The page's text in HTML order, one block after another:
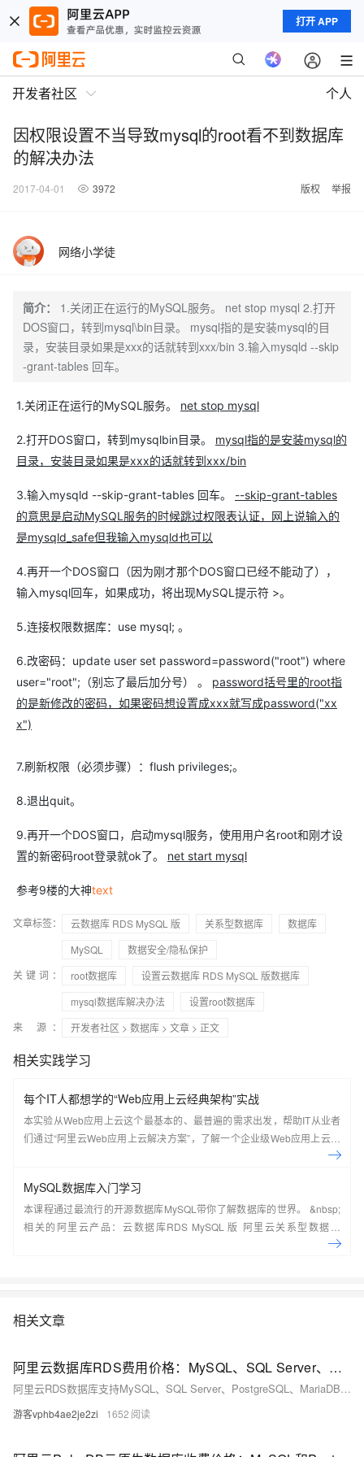
打开 APP
开发者社区 个人
因权限设置不当导致mysql的root看不到数据库
的解决办法
2017-04-01 3972 版权 举报
网络小学徒
简介：
1.关闭正在运行的MySQL服务。 net stop mysql 2.打开
DOS窗口，转到mysql\bin目录。 mysql指的是安装mysql的目
录，安装目录如果是xxx的话就转到xxx/bin 3.输入mysqld --skip
-grant-tables 回车。
1.关闭正在运行的MySQL服务。 net stop mysql
2.打开DOS窗口，转到mysqlbin目录。 mysql指的是安装mysql的
目录，安装目录如果是xxx的话就转到xxx/bin
3.输入mysqld --skip-grant-tables 回车。 --skip-grant-tables
的意思是启动MySQL服务的时候跳过权限表认证，网上说输入的
是mysqld_safe但我输入mysqld也可以
4.再开一个DOS窗口（因为刚才那个DOS窗口已经不能动了），
输入mysql回车，如果成功，将出现MySQL提示符 >。
5.连接权限数据库：use mysql; 。
6.改密码：update user set password=password("root") where
user="root";（别忘了最后加分号） 。 password括号里的root指
的是新修改的密码，如果密码想设置成xxx就写成password("xx
x")
7.刷新权限（必须步骤）：flush privileges;。
8.退出quit。
9.再开一个DOS窗口，启动mysql服务，使用用户名root和刚才设
置的新密码root登录就ok了。 net start mysql
参考9楼的大神text
文章标签： 云数据库 RDS MySQL 版 关系型数据库
数据库
MySQL
数据安全/隐私保护
关键词：
root数据库
设置云数据库 RDS MySQL 版数据库
mysql数据库解决办法
设置root数据库
来 源：
开发者社区 > 数据库 > 文章 > 正文
相关实践学习
每个IT人都想学的“Web应用上云经典架构”实战
本实验从Web应用上云这个最基本的、最普遍的需求出发，帮助IT从业者
们通过“阿里云Web应用上云解决方案”，了解一个企业级Web应用上云的
MySQL数据库入门学习
本课程通过最流行的开源数据库MySQL带你了解数据库的世界。 &nbsp;
相关的阿里云产品：云数据库RDS MySQL 版 阿里云关系型数据库
RDS（Relational Database Service）是一种稳定可靠、可弹性伸缩的在
相关文章
阿里云数据库RDS费用价格：MySQL、SQL Server、PostgreSQL和MariaDB引擎收费标准
阿里云RDS数据库支持MySQL、SQL Server、PostgreSQL、MariaDB，多种引擎优惠上线！MySQL倚天版88元/年，SQL Server 2核4G仅299元/年，PostgreSQL 227元/年起。高可用、可弹性伸缩，安全稳定。详情见官网活动页。
游客vphb4ae2je2zi 1652